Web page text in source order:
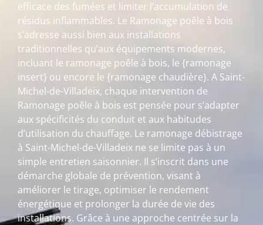
efficace des fumées et limiter l’accumulation de
résidus inflammables. Le Ramonage poêle à bois
s’adresse aussi bien aux installations
traditionnelles qu’aux équipements modernes,
incluant le ramonage poêle à bois, le {ramonage
insert} ou encore le {ramonage chaudière}. A Saint-
Michel-de-Villadeix, chaque intervention de
Ramonage poêle à bois est pensée pour s’adapter
aux spécificités du conduit et aux habitudes
d’utilisation du chauffage. Le ramonage débistrage
à Saint-Michel-de-Villadeix ne se limite pas à un
simple entretien saisonnier. Il s’inscrit dans une
démarche globale de prévention, visant à
améliorer le tirage, optimiser le rendement
énergétique et prolonger la durée de vie des
installations. Grâce à une approche centrée sur la